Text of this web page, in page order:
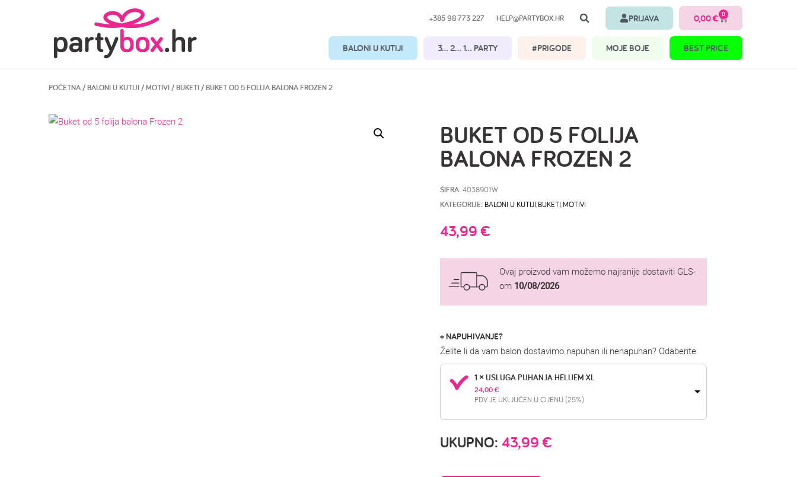
+385 98 773 227 HELP@PARTYBOX.HR PRIJAVA 0,00€ 0
BALONI U KUTIJI 3… 2… 1… PARTY #PRIGODE MOJE BOJE BEST PRICE
POČETNA/BALONI U KUTIJI/MOTIVI/BUKETI/ BUKET OD 5 FOLIJA BALONA FROZEN 2
BUKET OD 5 FOLIJA
BALONA FROZEN 2
ŠIFRA: 4038901W
KATEGORIJE: BALONI U KUTIJI BUKETI MOTIVI
43,99€
Ovaj proizvod vam možemo najranije dostaviti GLS-
om 10/08/2026
+ NAPUHIVANJE?
Želite li da vam balon dostavimo napuhan ili nenapuhan? Odaberite.
1 × USLUGA PUHANJA HELIJEM XL
24,00 €
PDV JE UKLJUČEN U CIJENU (25%)
UKUPNO: 43,99€